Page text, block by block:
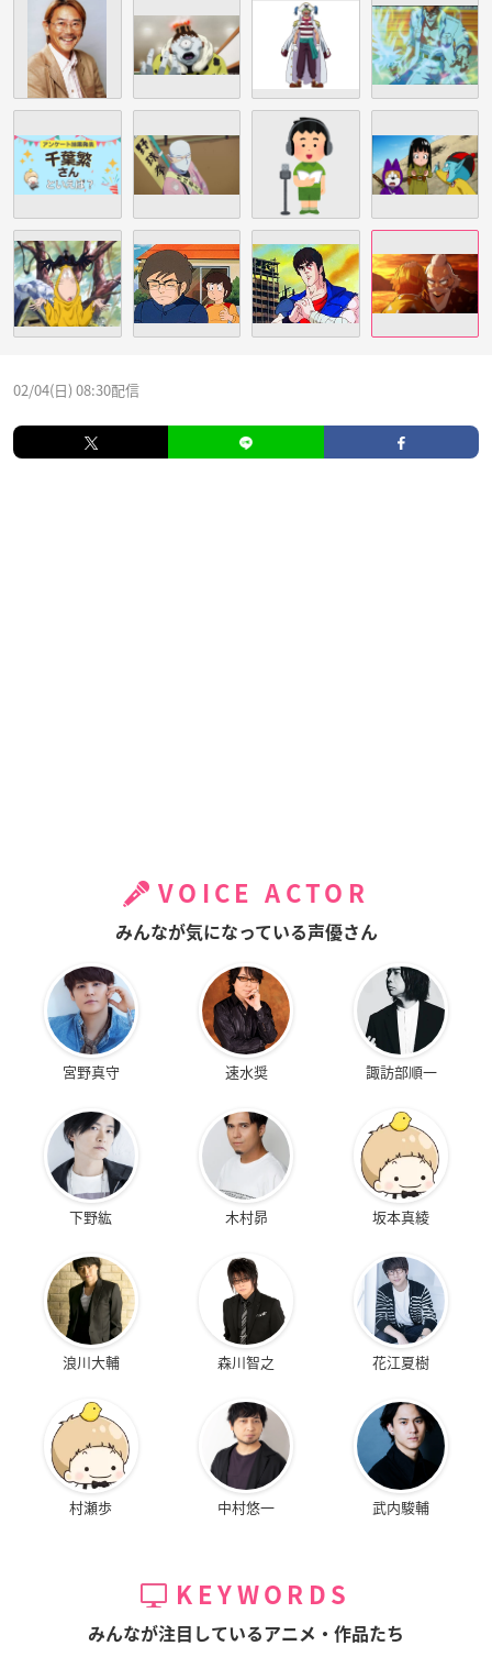
02/04(日) 08:30配信
VOICE ACTOR
みんなが気になっている声優さん
宮野真守 速水奨 諏訪部順一
下野紘 木村昴 坂本真綾
浪川大輔 森川智之 花江夏樹
村瀬歩 中村悠一 武内駿輔
KEYWORDS
みんなが注目しているアニメ・作品たち